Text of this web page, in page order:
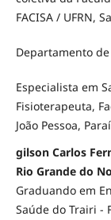
FACISA / UFRN,
Departamento
Especialista em
Fisioterapeuta,
João Pessoa,
gilson Carlos
Rio Grande do
Graduando em
Saúde do Trairi -